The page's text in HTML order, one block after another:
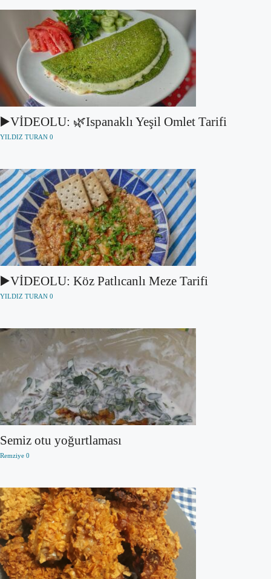
▶️VİDEOLU: 🌿Ispanaklı Yeşil Omlet Tarifi
YILDIZ TURAN 0
▶️VİDEOLU: Köz Patlıcanlı Meze Tarifi
YILDIZ TURAN 0
Semiz otu yoğurtlaması
Remziye 0